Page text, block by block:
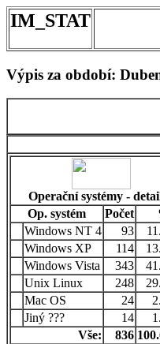
IM_STAT
Výpis za období:
Operační systémy -
Op. systém
Počet
Windows NT 4
93
Windows XP
114
Windows Vista
343
Unix Linux
248
Mac OS
24
Jiný ???
14
Vše:
836